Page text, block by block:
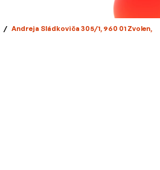
/ Andreja Sládkoviča 305/1, 960 01 Zvolen,